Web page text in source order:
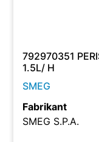
792970351
1.5L/ H
SMEG
Fabrikant
SMEG S.P.A.